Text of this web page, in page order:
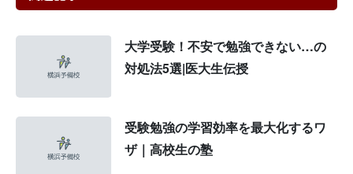
大学受験！不安で勉強できない…の
対処法5選|医大生伝授
受験勉強の学習効率を最大化するワ
ザ｜高校生の塾